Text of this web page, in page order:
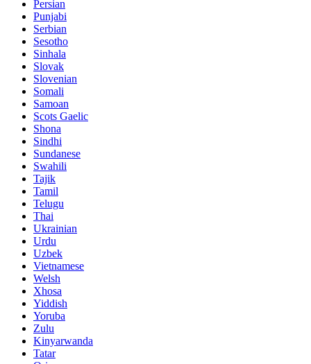
Persian
Punjabi
Serbian
Sesotho
Sinhala
Slovak
Slovenian
Somali
Samoan
Scots Gaelic
Shona
Sindhi
Sundanese
Swahili
Tajik
Tamil
Telugu
Thai
Ukrainian
Urdu
Uzbek
Vietnamese
Welsh
Xhosa
Yiddish
Yoruba
Zulu
Kinyarwanda
Tatar